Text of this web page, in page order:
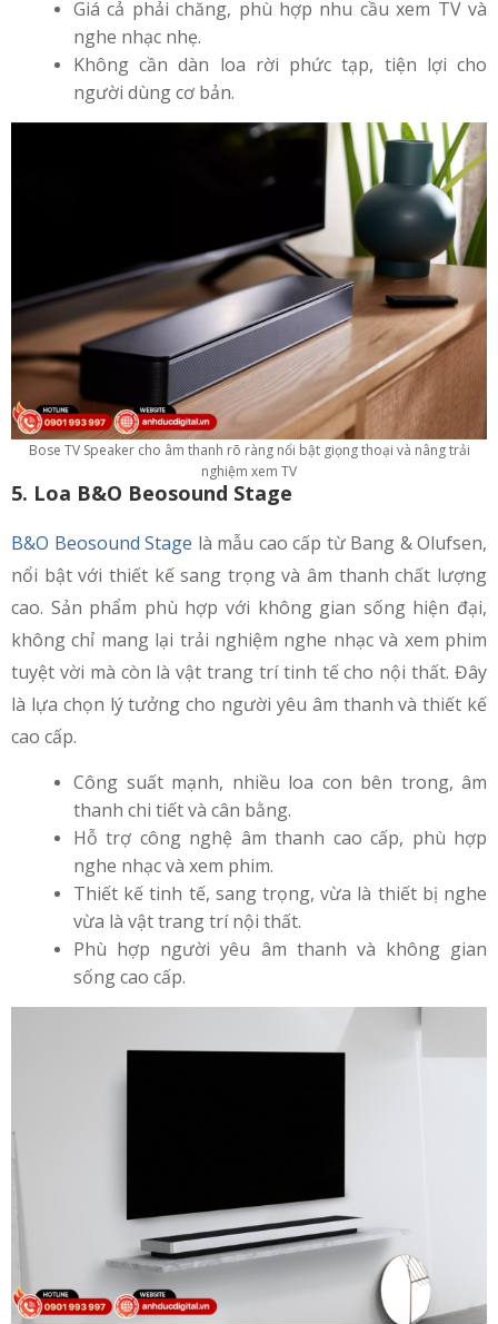
Giá cả phải chăng, phù hợp nhu cầu xem TV và
nghe nhạc nhẹ.
Không cần dàn loa rời phức tạp, tiện lợi cho
người dùng cơ bản.
Bose TV Speaker cho âm thanh rõ ràng nổi bật giọng thoại và nâng trải
nghiệm xem TV
5. Loa B&O Beosound Stage
B&O Beosound Stage là mẫu cao cấp từ Bang & Olufsen,
nổi bật với thiết kế sang trọng và âm thanh chất lượng
cao. Sản phẩm phù hợp với không gian sống hiện đại,
không chỉ mang lại trải nghiệm nghe nhạc và xem phim
tuyệt vời mà còn là vật trang trí tinh tế cho nội thất. Đây
là lựa chọn lý tưởng cho người yêu âm thanh và thiết kế
cao cấp.
Công suất mạnh, nhiều loa con bên trong, âm
thanh chi tiết và cân bằng.
Hỗ trợ công nghệ âm thanh cao cấp, phù hợp
nghe nhạc và xem phim.
Thiết kế tinh tế, sang trọng, vừa là thiết bị nghe
vừa là vật trang trí nội thất.
Phù hợp người yêu âm thanh và không gian
sống cao cấp.